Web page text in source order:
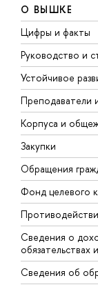
О ВЫШКЕ
Цифры и факты
Руководство и
Устойчивое
Преподаватели
Корпуса и
Закупки
Обращения
Фонд целевого
Сведения о
обязательствах
Сведения об